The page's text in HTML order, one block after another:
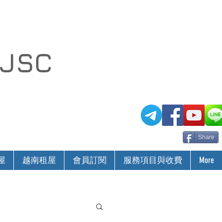
Share
越南租屋 會員訂閱 服務項目與收費 More